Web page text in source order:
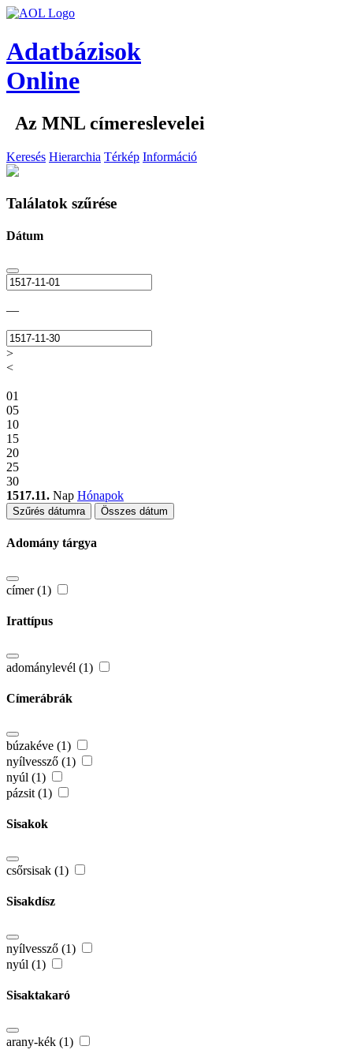
Adatbázisok
Online
Az MNL címereslevelei
Keresés Hierarchia Térkép Információ
Találatok szűrése
Dátum
—
>
<
01
05
10
15
20
25
30
1517.11. Nap Hónapok
Szűrés dátumra Összes dátum
Adomány tárgya
címer (1)
Irattípus
adománylevél (1)
Címerábrák
búzakéve (1)
nyílvessző (1)
nyúl (1)
pázsit (1)
Sisakok
csőrsisak (1)
Sisakdísz
nyílvessző (1)
nyúl (1)
Sisaktakaró
arany-kék (1)